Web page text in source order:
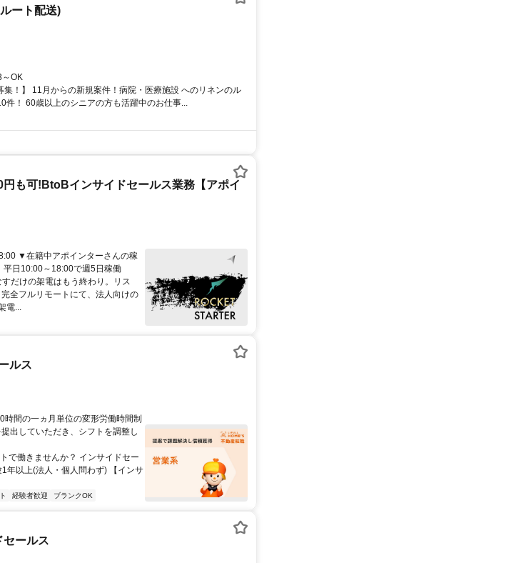
ート配送)
～OK
！】 11月からの新規案件！病院・医療施設 へのリネンのル
件！ 60歳以上のシニアの方も活躍中のお仕事...
円も可!BtoBインサイドセールス業務【アポイ
▼在籍中アポインターさんの稼
日10:00～18:00で週5日稼働
だけの架電はもう終わり。リス
全フルリモートにて、法人向けの
電...
ルス
時間の一ヵ月単位の変形労働時間制
出していただき、シフトを調整し
で働きませんか？ インサイドセー
年以上(法人・個人問わず) 【インサ
経験者歓迎 ブランクOK
セールス